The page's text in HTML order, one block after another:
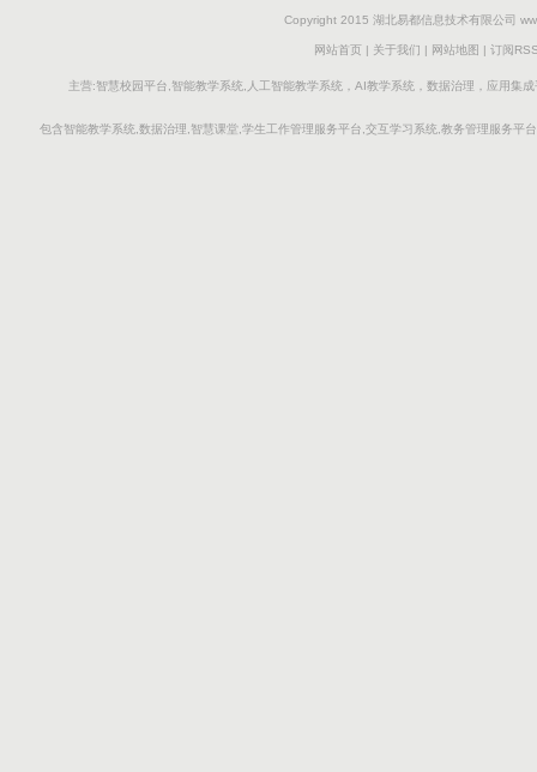
Copyright 2015 湖北易都信息技术有限公司
网站首页 | 关于我们 | 网站地图 | 订阅
主营:智慧校园平台,智能教学系统,人工智能教学系统，AI教学系统，数据治理，应用集
包含智能教学系统,数据治理,智慧课堂,学生工作管理服务平台,交互学习系统,教务管理服务